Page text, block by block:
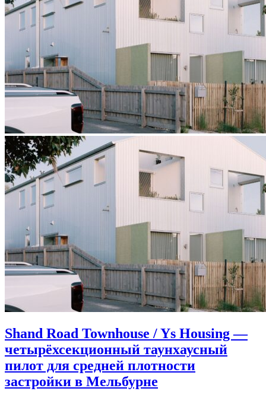
Shand Road Townhouse / Ys Housing —
четырёхсекционный таунхаусный
пилот для средней плотности
застройки в Мельбурне